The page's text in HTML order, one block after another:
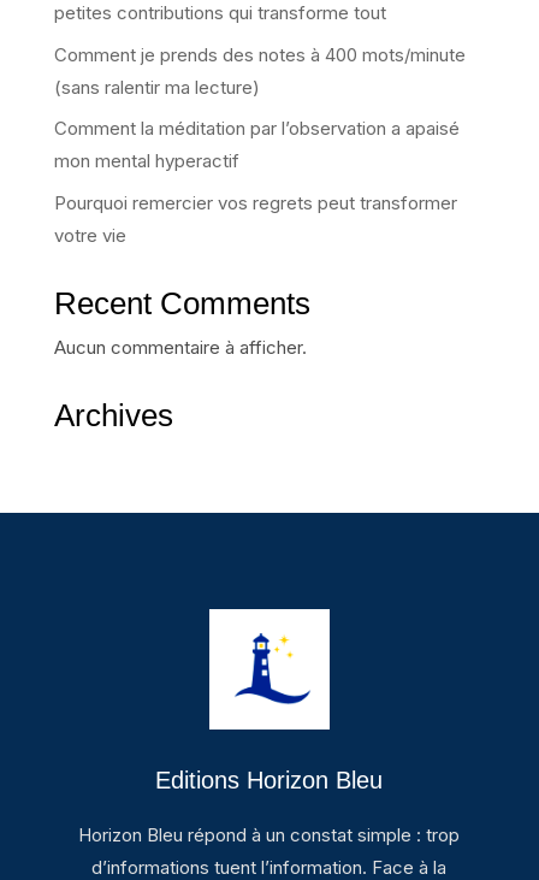
petites contributions qui transforme tout
Comment je prends des notes à 400 mots/minute
(sans ralentir ma lecture)
Comment la méditation par l’observation a apaisé
mon mental hyperactif
Pourquoi remercier vos regrets peut transformer
votre vie
Recent Comments
Aucun commentaire à afficher.
Archives
Editions Horizon Bleu
Horizon Bleu répond à un constat simple : trop
d’informations tuent l’information. Face à la